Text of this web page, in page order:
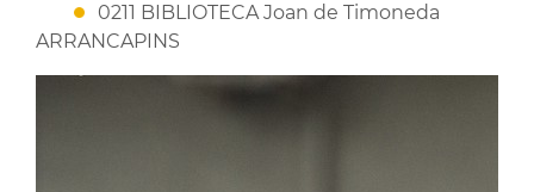
0211 BIBLIOTECA Joan de Timoneda
ARRANCAPINS